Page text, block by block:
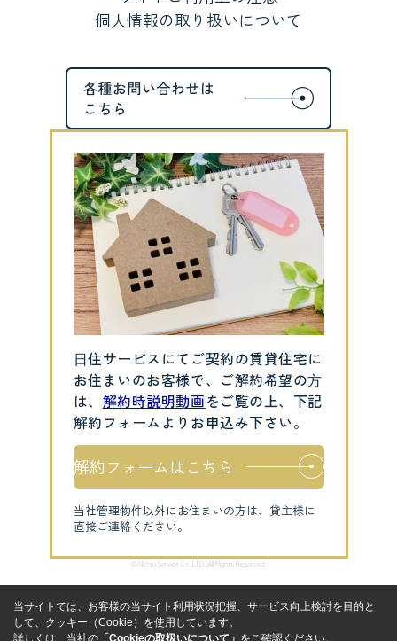
個人情報の取り扱いについて
⽇住サービスにてご契約の賃貸住宅に
お住まいのお客様で、ご解約希望の⽅
は、 解約時説明動画をご覧の上、下記
解約フォームよりお申込み下さい。
解約フォームはこちら
当社管理物件以外にお住まいの方は、貸主様に
直接ご連絡ください。
© Nichiju Service Co.,LTD. All Rights Reserved.
当サイトでは、お客様の当サイト利用状況把握、サービス向上検討を目的と
して、クッキー（Cookie）を使用しています。
詳しくは、当社の 「Cookieの取扱いについて」 をご確認ください。